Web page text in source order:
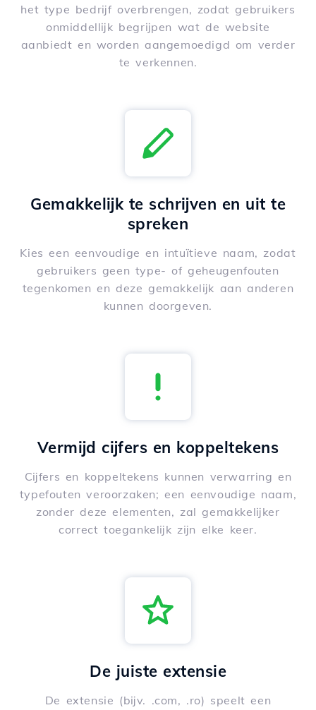
het type bedrijf overbrengen, zodat gebruikers
onmiddellijk begrijpen wat de website
aanbiedt en worden aangemoedigd om verder
te verkennen.
Gemakkelijk te schrijven en uit te
spreken
Kies een eenvoudige en intuïtieve naam, zodat
gebruikers geen type- of geheugenfouten
tegenkomen en deze gemakkelijk aan anderen
kunnen doorgeven.
Vermijd cijfers en koppeltekens
Cijfers en koppeltekens kunnen verwarring en
typefouten veroorzaken; een eenvoudige naam,
zonder deze elementen, zal gemakkelijker
correct toegankelijk zijn elke keer.
De juiste extensie
De extensie (bijv. .com, .ro) speelt een